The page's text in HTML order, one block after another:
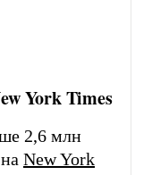
York Times
2,6 млн
New York